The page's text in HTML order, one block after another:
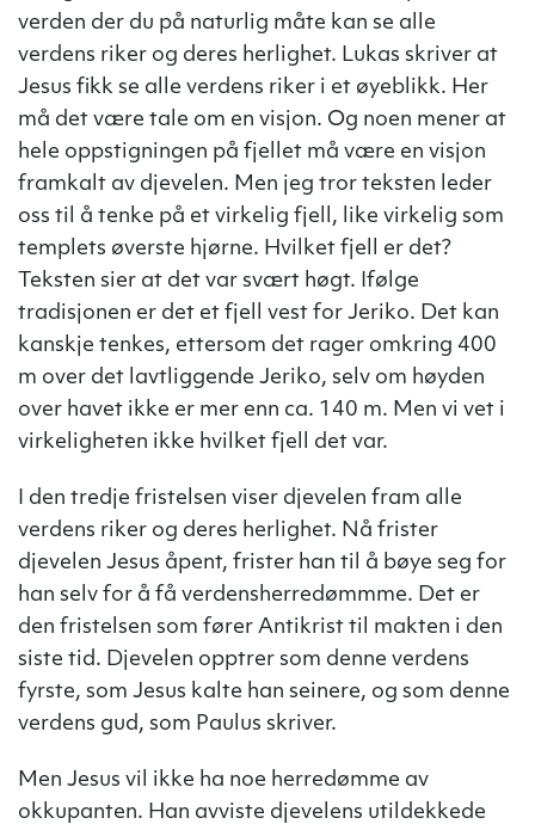
verden der du på naturlig måte kan se alle
verdens riker og deres herlighet. Lukas skriver at
Jesus fikk se alle verdens riker i et øyeblikk. Her
må det være tale om en visjon. Og noen mener at
hele oppstigningen på fjellet må være en visjon
framkalt av djevelen. Men jeg tror teksten leder
oss til å tenke på et virkelig fjell, like virkelig som
templets øverste hjørne. Hvilket fjell er det?
Teksten sier at det var svært høgt. Ifølge
tradisjonen er det et fjell vest for Jeriko. Det kan
kanskje tenkes, ettersom det rager omkring 400
m over det lavtliggende Jeriko, selv om høyden
over havet ikke er mer enn ca. 140 m. Men vi vet i
virkeligheten ikke hvilket fjell det var.
I den tredje fristelsen viser djevelen fram alle
verdens riker og deres herlighet. Nå frister
djevelen Jesus åpent, frister han til å bøye seg for
han selv for å få verdensherredømmme. Det er
den fristelsen som fører Antikrist til makten i den
siste tid. Djevelen opptrer som denne verdens
fyrste, som Jesus kalte han seinere, og som denne
verdens gud, som Paulus skriver.
Men Jesus vil ikke ha noe herredømme av
okkupanten. Han avviste djevelens utildekkede